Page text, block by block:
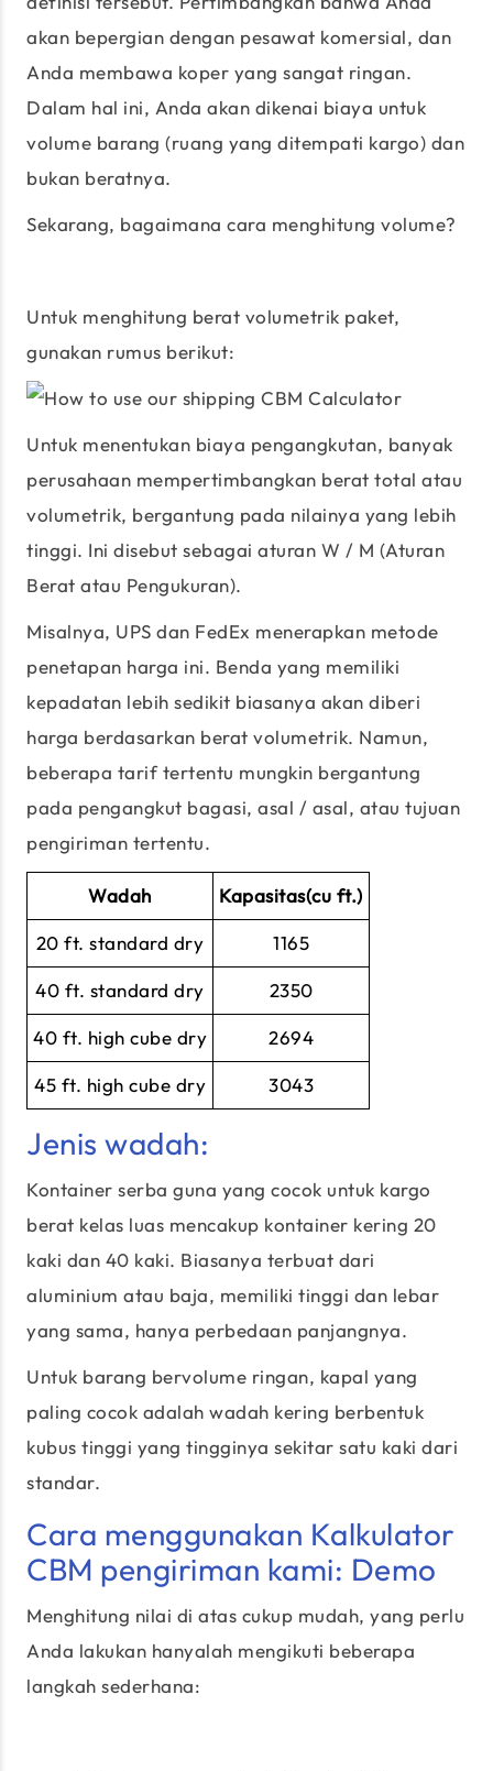
akan bepergian dengan pesawat komersial, dan
Anda membawa koper yang sangat ringan.
Dalam hal ini, Anda akan dikenai biaya untuk
volume barang (ruang yang ditempati kargo) dan
bukan beratnya.
Sekarang, bagaimana cara menghitung volume?
Untuk menghitung berat volumetrik paket,
gunakan rumus berikut:
Untuk menentukan biaya pengangkutan, banyak
perusahaan mempertimbangkan berat total atau
volumetrik, bergantung pada nilainya yang lebih
tinggi. Ini disebut sebagai aturan W / M (Aturan
Berat atau Pengukuran).
Misalnya, UPS dan FedEx menerapkan metode
penetapan harga ini. Benda yang memiliki
kepadatan lebih sedikit biasanya akan diberi
harga berdasarkan berat volumetrik. Namun,
beberapa tarif tertentu mungkin bergantung
pada pengangkut bagasi, asal / asal, atau tujuan
pengiriman tertentu.
Wadah Kapasitas(cu ft.)
20 ft. standard dry 1165
40 ft. standard dry 2350
40 ft. high cube dry 2694
45 ft. high cube dry 3043
Jenis wadah:
Kontainer serba guna yang cocok untuk kargo
berat kelas luas mencakup kontainer kering 20
kaki dan 40 kaki. Biasanya terbuat dari
aluminium atau baja, memiliki tinggi dan lebar
yang sama, hanya perbedaan panjangnya.
Untuk barang bervolume ringan, kapal yang
paling cocok adalah wadah kering berbentuk
kubus tinggi yang tingginya sekitar satu kaki dari
standar.
Cara menggunakan Kalkulator
CBM pengiriman kami: Demo
Menghitung nilai di atas cukup mudah, yang perlu
Anda lakukan hanyalah mengikuti beberapa
langkah sederhana: